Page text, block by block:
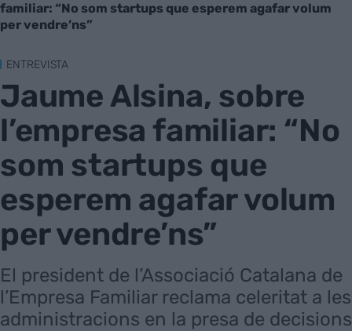
familiar: “No som startups que esperem agafar volum
per vendre’ns”
ENTREVISTA
Jaume Alsina, sobre
l’empresa familiar: “No
som startups que
esperem agafar volum
per vendre’ns”
El president de l’Associació Catalana de
l’Empresa Familiar reclama celeritat a les
administracions en la presa de decisions